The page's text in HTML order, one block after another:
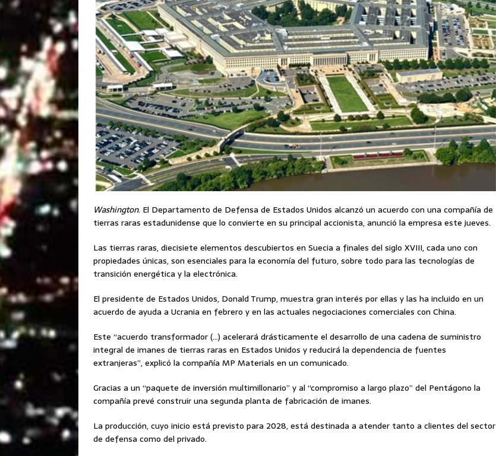
Washington. El Departamento de Defensa de Estados Unidos alcanzó un acuerdo con una compañía de
tierras raras estadunidense que lo convierte en su principal accionista, anunció la empresa este jueves.
Las tierras raras, diecisiete elementos descubiertos en Suecia a finales del siglo XVIII, cada uno con
propiedades únicas, son esenciales para la economía del futuro, sobre todo para las tecnologías de
transición energética y la electrónica.
El presidente de Estados Unidos, Donald Trump, muestra gran interés por ellas y las ha incluido en un
acuerdo de ayuda a Ucrania en febrero y en las actuales negociaciones comerciales con China.
Este “acuerdo transformador (…) acelerará drásticamente el desarrollo de una cadena de suministro
integral de imanes de tierras raras en Estados Unidos y reducirá la dependencia de fuentes
extranjeras”, explicó la compañía MP Materials en un comunicado.
Gracias a un “paquete de inversión multimillonario” y al “compromiso a largo plazo” del Pentágono la
compañía prevé construir una segunda planta de fabricación de imanes.
La producción, cuyo inicio está previsto para 2028, está destinada a atender tanto a clientes del sector
de defensa como del privado.